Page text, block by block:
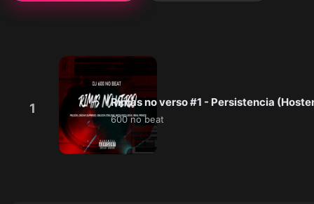
1
600 no beat